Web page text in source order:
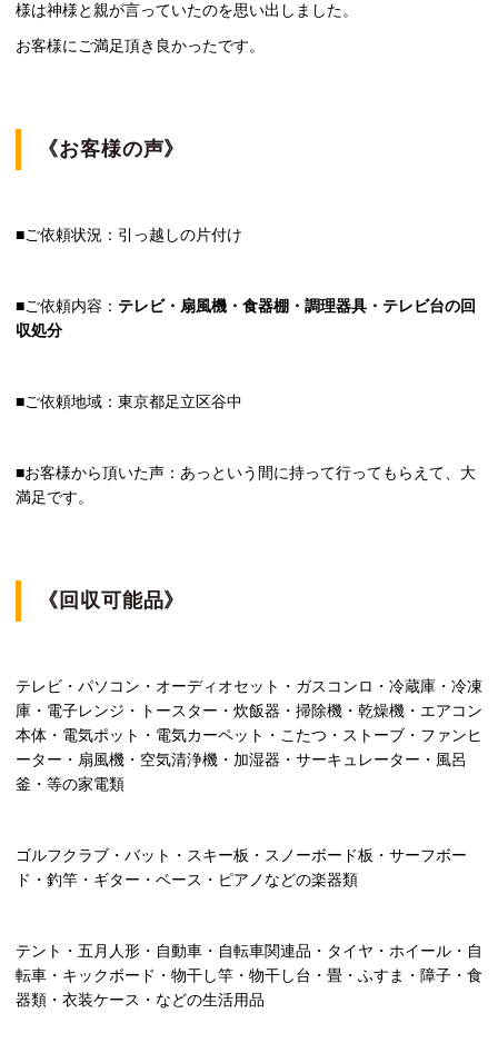
様は神様と親が言っていたのを思い出しました。
お客様にご満足頂き良かったです。
《お客様の声》
■ご依頼状況：引っ越しの片付け
■ご依頼内容： テレビ・扇風機・食器棚・調理器具・テレビ台の回
収処分
■ご依頼地域：東京都足立区谷中
■お客様から頂いた声：あっという間に持って行ってもらえて、大
満足です。
《回収可能品》
テレビ・パソコン・オーディオセット・ガスコンロ・冷蔵庫・冷凍
庫・電子レンジ・トースター・炊飯器・掃除機・乾燥機・エアコン
本体・電気ポット・電気カーペット・こたつ・ストーブ・ファンヒ
ーター・扇風機・空気清浄機・加湿器・サーキュレーター・風呂
釜・等の家電類
ゴルフクラブ・バット・スキー板・スノーボード板・サーフボー
ド・釣竿・ギター・ベース・ピアノなどの楽器類
テント・五月人形・自動車・自転車関連品・タイヤ・ホイール・自
転車・キックボード・物干し竿・物干し台・畳・ふすま・障子・食
器類・衣装ケース・などの生活用品